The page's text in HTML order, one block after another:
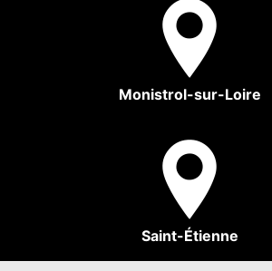
Monistrol-sur-Loire
Saint-Étienne